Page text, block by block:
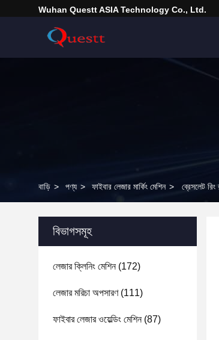
Wuhan Questt ASIA Technology Co., Ltd.
বাড়ি > পণ্য > ফাইবার লেজার মার্কিং মেশিন > ব্রেসলেট
বিভাগসমূহ
লেজার ক্লিনিং মেশিন(172)
লেজার মরিচা অপসারণ(111)
ফাইবার লেজার ওয়েল্ডিং মেশিন(87)